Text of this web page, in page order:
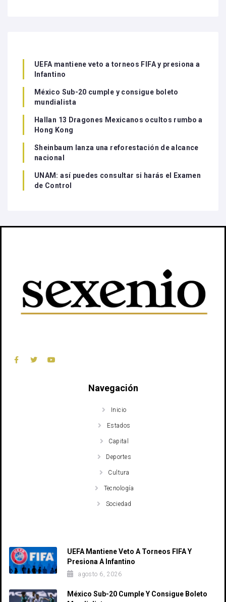
UEFA mantiene veto a torneos FIFA y presiona a
Infantino
México Sub-20 cumple y consigue boleto
mundialista
Hallan 13 Dragones Mexicanos ocultos rumbo a
Hong Kong
Sheinbaum lanza una reforestación de alcance
nacional
UNAM: así puedes consultar si harás el Examen
de Control
Navegación
Inicio
Estados
Capital
Deportes
Cultura
Tecnología
Sociedad
UEFA Mantiene Veto A Torneos FIFA Y
Presiona A Infantino
agosto 6, 2026
México Sub-20 Cumple Y Consigue Boleto